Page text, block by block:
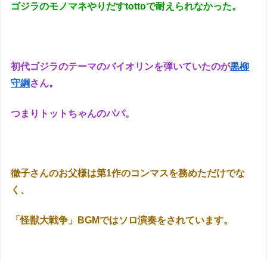
ゴジラのモノマネやりだすtottoで耐えられなかった。
初代ゴジラのテーマのバイオリンを弾いていたのが黒柳
守綱 さん。
つまりトットちゃんのパパ。
徹子さんのお父様は第1作のコンマスを務めただけでな
く、
「怪獣大戦争」BGMではソロ演奏をされています。